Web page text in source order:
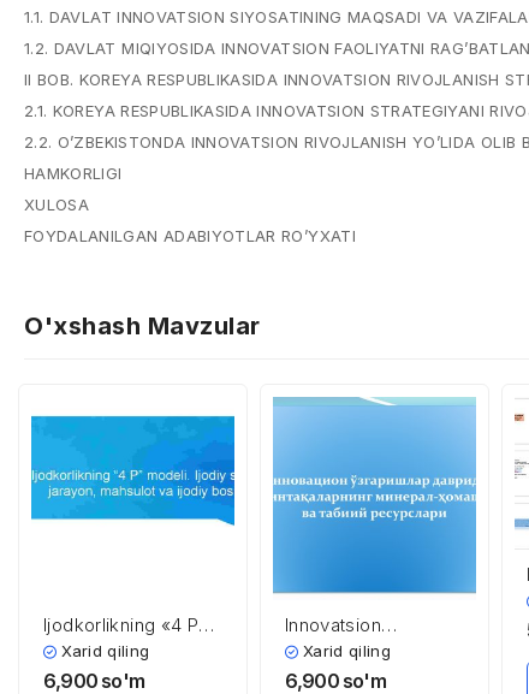
1.1. DAVLAT INNOVATSION SIYOSATINING MAQSADI VA
1.2. DAVLAT MIQIYOSIDA INNOVATSION FAOLIYATNI
II BOB. KOREYA RESPUBLIKASIDA INNOVATSION RIVOJLANISH
2.1. KOREYA RESPUBLIKASIDA INNOVATSION STRATEGIYANI
2.2. O’ZBEKISTONDA INNOVATSION RIVOJLANISH YO’LIDA
HAMKORLIGI
XULOSA
FOYDALANILGAN ADABIYOTLAR RO’YXATI
O'xshash Mavzular
Ijodkorlikning «4 P»
modeli. Ijodiy shaxs,
jarayon, mahsulot va
Xarid qiling
6,900 so'm
Innovatsion
o’zgarishlar davrida
mintaqalarning
Xarid qiling
6,900 so'm